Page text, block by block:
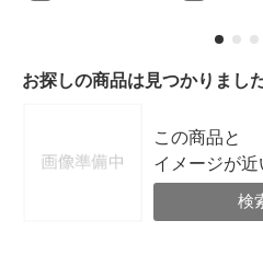
お探しの商品は見つかりまし
この商品と
イメージが
検